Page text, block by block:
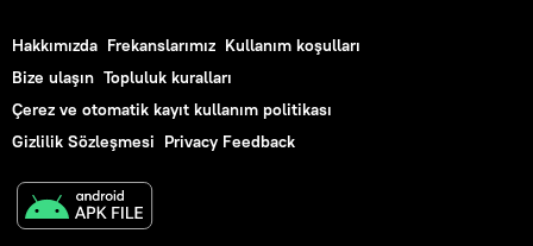
Hakkımızda Frekanslarımız Kullanım koşulları
Bize ulaşın Topluluk kuralları
Çerez ve otomatik kayıt kullanım politikası
Gizlilik Sözleşmesi Privacy Feedback